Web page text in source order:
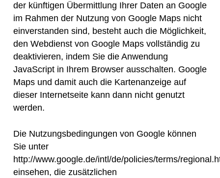
der künftigen Übermittlung Ihrer Daten an Google
im Rahmen der Nutzung von Google Maps nicht
einverstanden sind, besteht auch die Möglichkeit,
den Webdienst von Google Maps vollständig zu
deaktivieren, indem Sie die Anwendung
JavaScript in Ihrem Browser ausschalten. Google
Maps und damit auch die Kartenanzeige auf
dieser Internetseite kann dann nicht genutzt
werden.
Die Nutzungsbedingungen von Google können
Sie unter
http://www.google.de/intl/de/policies/terms/
einsehen, die zusätzlichen